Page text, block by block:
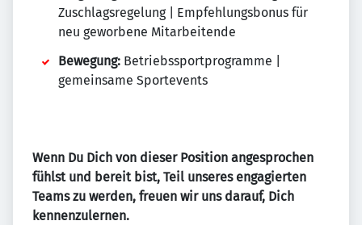
Zuschlagsregelung | Empfehlungsbonus für
neu geworbene Mitarbeitende
Bewegung: Betriebssportprogramme |
gemeinsame Sportevents
Wenn Du Dich von dieser Position angesprochen
fühlst und bereit bist, Teil unseres engagierten
Teams zu werden, freuen wir uns darauf, Dich
kennenzulernen.